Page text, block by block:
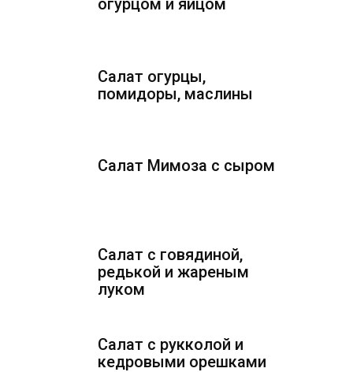
огурцом и яйцом
Салат огурцы,
помидоры, маслины
Салат Мимоза с сыром
Салат с говядиной,
редькой и жареным
луком
Салат с рукколой и
кедровыми орешками